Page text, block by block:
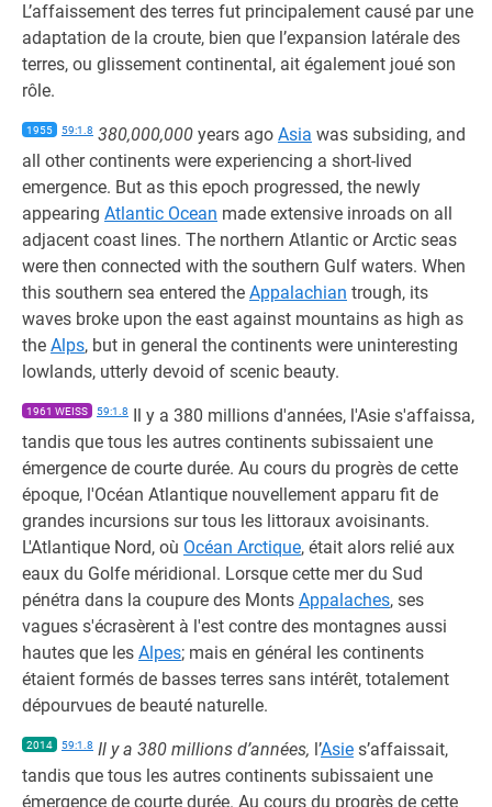
L’affaissement des terres fut principalement causé par une
adaptation de la croute, bien que l’expansion latérale des
terres, ou glissement continental, ait également joué son
rôle.
1955 59:1.8 380,000,000 years ago Asia was subsiding, and
all other continents were experiencing a short-lived
emergence. But as this epoch progressed, the newly
appearing Atlantic Ocean made extensive inroads on all
adjacent coast lines. The northern Atlantic or Arctic seas
were then connected with the southern Gulf waters. When
this southern sea entered the Appalachian trough, its
waves broke upon the east against mountains as high as
the Alps, but in general the continents were uninteresting
lowlands, utterly devoid of scenic beauty.
1961 WEISS 59:1.8 Il y a 380 millions d'années, l'Asie s'affaissa,
tandis que tous les autres continents subissaient une
émergence de courte durée. Au cours du progrès de cette
époque, l'Océan Atlantique nouvellement apparu fit de
grandes incursions sur tous les littoraux avoisinants.
L'Atlantique Nord, où Océan Arctique, était alors relié aux
eaux du Golfe méridional. Lorsque cette mer du Sud
pénétra dans la coupure des Monts Appalaches, ses
vagues s'écrasèrent à l'est contre des montagnes aussi
hautes que les Alpes; mais en général les continents
étaient formés de basses terres sans intérêt, totalement
dépourvues de beauté naturelle.
2014 59:1.8 Il y a 380 millions d’années, l’Asie s’affaissait,
tandis que tous les autres continents subissaient une
émergence de courte durée. Au cours du progrès de cette